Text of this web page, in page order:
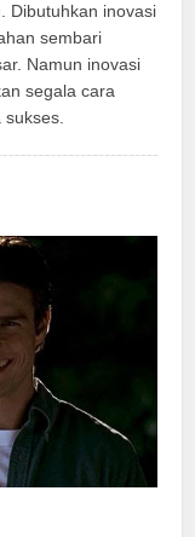
Dibutuhkan inovasi
sembari
Namun inovasi
segala cara